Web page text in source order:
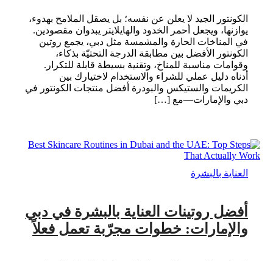
الكونتور الجيد لا يعلن عن نفسه؛ بل يصقل الملامح بهدوء،
يوازنها، ويجعل أحمر الخدود والهايلايتر يبدوان مقصودين.
في المناخات الحارة والمشمسة مثل دبي، يجمع روتين
الكونتور الأفضل بين مطابقة الدرجة التحتيّة بذكاء،
وقوامات مناسبة للمناخ، وتقنية بسيطة قابلة للتكرار.
أدناه دليل عملي للشراء والاستخدام لاختيارك بين
الكريمات والستيكس والبودرة أفضل منتجات الكونتور في
دبي والإمارات—مع […]
العناية بالبشرة
أفضل روتينات العناية بالبشرة في دبي
والإمارات: خطوات مجرّبة تعمل فعلاً